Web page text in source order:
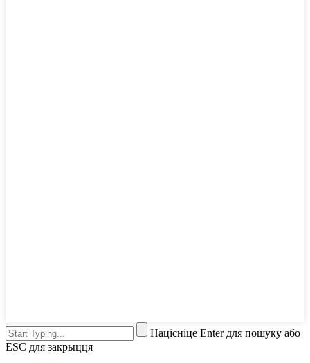
Націсніце Enter для пошуку або
ESC для закрыцця